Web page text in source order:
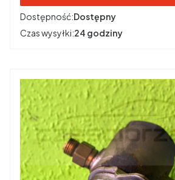
Dostępność:Dostępny
Czas wysyłki:24 godziny